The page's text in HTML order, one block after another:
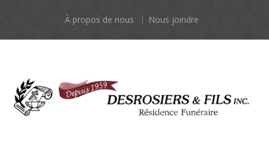
À propos de nous Nous joindre